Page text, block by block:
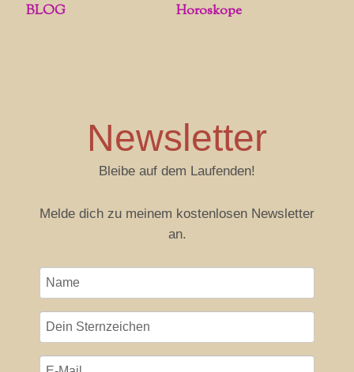
BLOG Horoskope
Newsletter
Bleibe auf dem Laufenden!
Melde dich zu meinem kostenlosen Newsletter
an.